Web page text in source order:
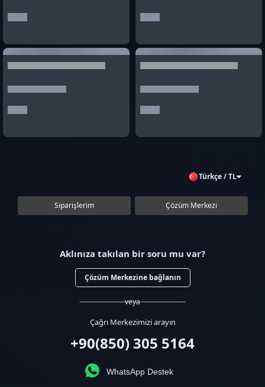
Türkçe / TL
Siparişlerim Çözüm Merkezi
Aklınıza takılan bir soru mu var?
Çözüm Merkezine bağlanın
veya
Çağrı Merkezimizi arayın
+90(850) 305 5164
WhatsApp Destek